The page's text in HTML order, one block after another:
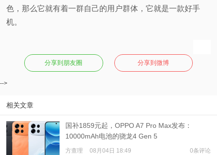
色，那么它就有着一群自己的用户群体，它就是一款好手
机。
分享到朋友圈 分享到微博
-->
相关文章
国补1859元起，OPPO A7 Pro Max发布：
10000mAh电池的骁龙4 Gen 5
方查理 08月04日 18:49 0条评论